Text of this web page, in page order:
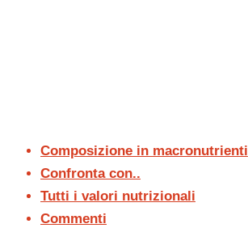
Composizione in macronutrienti
Confronta con..
Tutti i valori nutrizionali
Commenti